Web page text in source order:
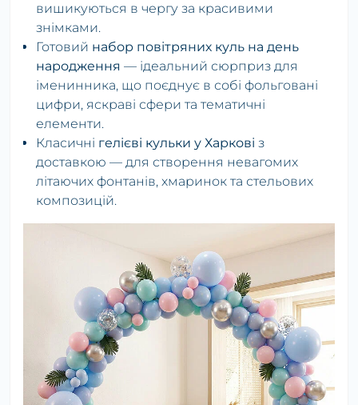
вишикуються в чергу за красивими
знімками.
Готовий набор повітряних куль на день
народження — ідеальний сюрприз для
іменинника, що поєднує в собі фольговані
цифри, яскраві сфери та тематичні
елементи.
Класичні гелієві кульки у Харкові з
доставкою — для створення невагомих
літаючих фонтанів, хмаринок та стельових
композицій.